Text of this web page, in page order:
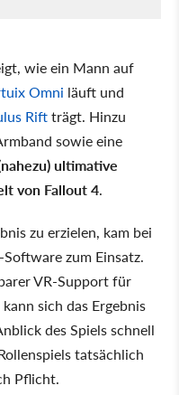
wie ein Mann auf
Omni läuft und
Riftträgt. Hinzu
sowie eine
ultimative
von Fallout 4.
zu erzielen, kam bei
zum Einsatz.
VR-Support für
sich das Ergebnis
des Spiels schnell
tatsächlich
Pflicht.